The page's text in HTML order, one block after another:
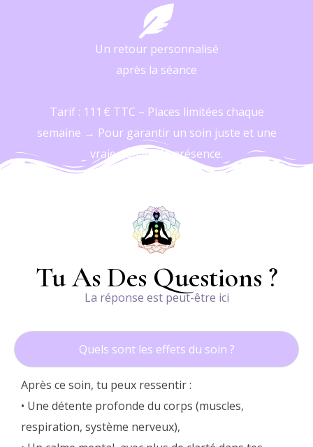
Un retour personnalisé
après la séance
Tarif : 111 € TTC – Places limitées chaque
semaine → Pour garantir un soin juste et une
vraie qualité de présence.
Tu As Des Questions ?
La réponse est peut-être ici
Quels sont les effets du soin ?
Après ce soin, tu peux ressentir :
• Une détente profonde du corps (muscles,
respiration, système nerveux),